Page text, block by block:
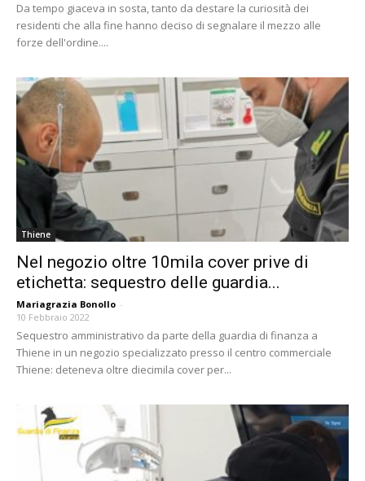
Da tempo giaceva in sosta, tanto da destare la curiosità dei
residenti che alla fine hanno deciso di segnalare il mezzo alle
forze dell'ordine....
Thiene
Nel negozio oltre 10mila cover prive di
etichetta: sequestro delle guardia...
Mariagrazia Bonollo -
10 Febbraio 2022
Sequestro amministrativo da parte della guardia di finanza a
Thiene in un negozio specializzato presso il centro commerciale
Thiene: deteneva oltre diecimila cover per...